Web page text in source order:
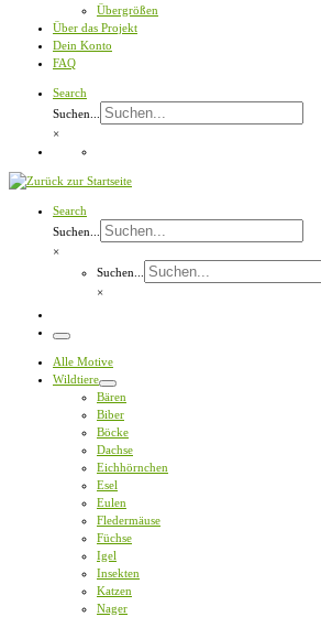
Übergrößen
Über das Projekt
Dein Konto
FAQ
Search
Suchen...
×
Search
Suchen...
×
Suchen...
×
Menü
Alle Motive
Wildtiere
Bären
Biber
Böcke
Dachse
Eichhörnchen
Esel
Eulen
Fledermäuse
Füchse
Igel
Insekten
Katzen
Nager